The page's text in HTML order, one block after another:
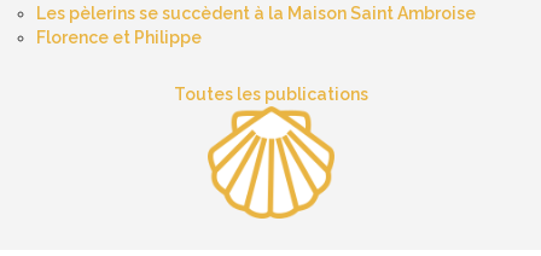
Les pèlerins se succèdent à la Maison Saint Ambroise
Florence et Philippe
Toutes les publications